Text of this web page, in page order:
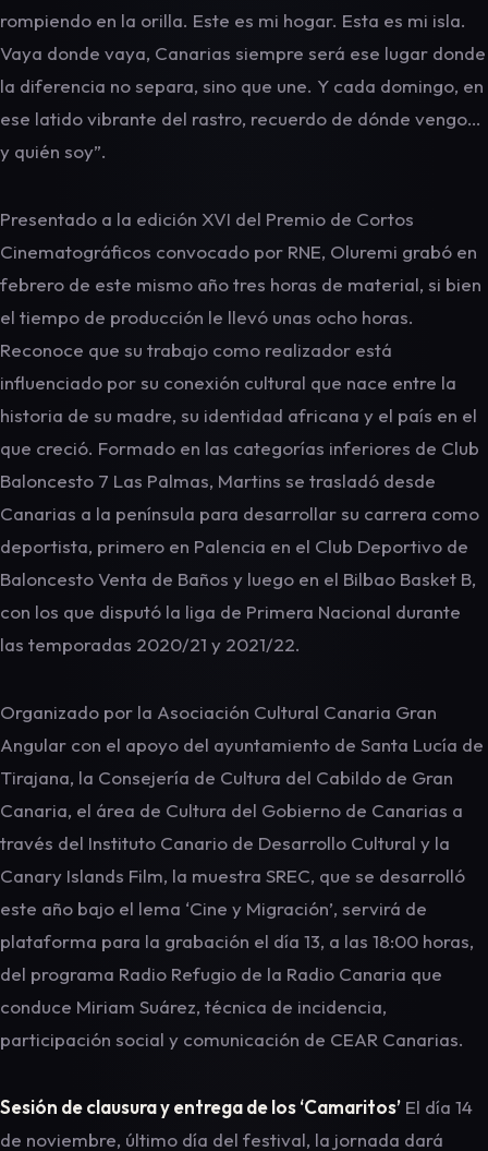
rompiendo en la orilla. Este es mi hogar. Esta es mi isla.
Vaya donde vaya, Canarias siempre será ese lugar donde
la diferencia no separa, sino que une. Y cada domingo, en
ese latido vibrante del rastro, recuerdo de dónde vengo…
y quién soy”.
Presentado a la edición XVI del Premio de Cortos
Cinematográficos convocado por RNE, Oluremi grabó en
febrero de este mismo año tres horas de material, si bien
el tiempo de producción le llevó unas ocho horas.
Reconoce que su trabajo como realizador está
influenciado por su conexión cultural que nace entre la
historia de su madre, su identidad africana y el país en el
que creció. Formado en las categorías inferiores de Club
Baloncesto 7 Las Palmas, Martins se trasladó desde
Canarias a la península para desarrollar su carrera como
deportista, primero en Palencia en el Club Deportivo de
Baloncesto Venta de Baños y luego en el Bilbao Basket B,
con los que disputó la liga de Primera Nacional durante
las temporadas 2020/21 y 2021/22.
Organizado por la Asociación Cultural Canaria Gran
Angular con el apoyo del ayuntamiento de Santa Lucía de
Tirajana, la Consejería de Cultura del Cabildo de Gran
Canaria, el área de Cultura del Gobierno de Canarias a
través del Instituto Canario de Desarrollo Cultural y la
Canary Islands Film, la muestra SREC, que se desarrolló
este año bajo el lema ‘Cine y Migración’, servirá de
plataforma para la grabación el día 13, a las 18:00 horas,
del programa Radio Refugio de la Radio Canaria que
conduce Miriam Suárez, técnica de incidencia,
participación social y comunicación de CEAR Canarias.
Sesión de clausura y entrega de los ‘Camaritos’ El día 14
de noviembre, último día del festival, la jornada dará